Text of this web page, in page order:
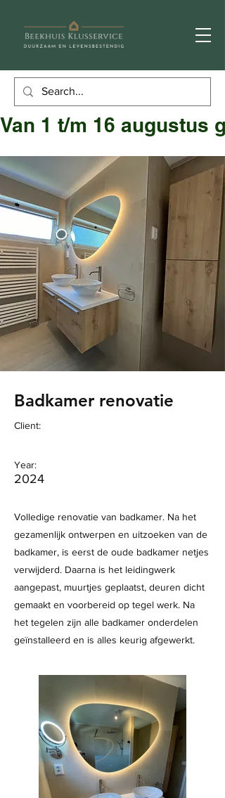
Van 1 t/m 16 augustus
Badkamer renovatie
Client:
Year:
2024
Volledige renovatie van badkamer. Na het
gezamenlijk ontwerpen en uitzoeken van de
badkamer, is eerst de oude badkamer netjes
verwijderd. Daarna is het leidingwerk
aangepast, muurtjes geplaatst, deuren dicht
gemaakt en voorbereid op tegel werk. Na
het tegelen zijn alle badkamer onderdelen
geïnstalleerd en is alles keurig afgewerkt.